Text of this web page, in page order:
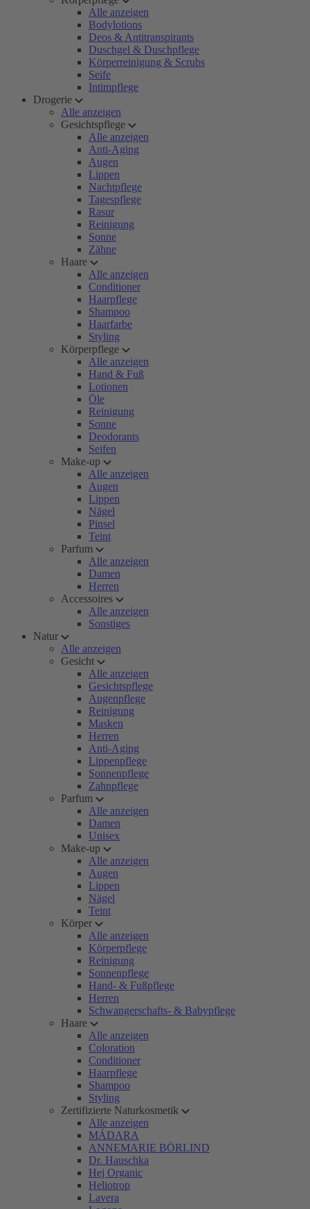
Alle anzeigen
Bodylotions
Deos & Antitranspirants
Duschgel & Duschpflege
Körperreinigung & Scrubs
Seife
Intimpflege
Drogerie
Alle anzeigen
Gesichtspflege
Alle anzeigen
Anti-Aging
Augen
Lippen
Nachtpflege
Tagespflege
Rasur
Reinigung
Sonne
Zähne
Haare
Alle anzeigen
Conditioner
Haarpflege
Shampoo
Haarfarbe
Styling
Körperpflege
Alle anzeigen
Hand & Fuß
Lotionen
Öle
Reinigung
Sonne
Deodorants
Seifen
Make-up
Alle anzeigen
Augen
Lippen
Nägel
Pinsel
Teint
Parfum
Alle anzeigen
Damen
Herren
Accessoires
Alle anzeigen
Sonstiges
Natur
Alle anzeigen
Gesicht
Alle anzeigen
Gesichtspflege
Augenpflege
Reinigung
Masken
Herren
Anti-Aging
Lippenpflege
Sonnenpflege
Zahnpflege
Parfum
Alle anzeigen
Damen
Unisex
Make-up
Alle anzeigen
Augen
Lippen
Nägel
Teint
Körper
Alle anzeigen
Körperpflege
Reinigung
Sonnenpflege
Hand- & Fußpflege
Herren
Schwangerschafts- & Babypflege
Haare
Alle anzeigen
Coloration
Conditioner
Haarpflege
Shampoo
Styling
Zertifizierte Naturkosmetik
Alle anzeigen
MÁDARA
ANNEMARIE BÖRLIND
Dr. Hauschka
Hej Organic
Heliotrop
Lavera